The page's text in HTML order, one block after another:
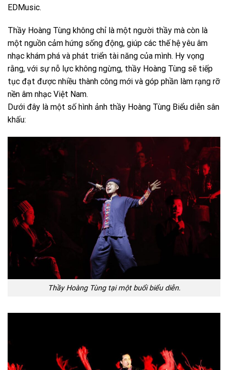
EDMusic.
Thầy Hoàng Tùng không chỉ là một người thầy mà còn là
một nguồn cảm hứng sống động, giúp các thế hệ yêu âm
nhạc khám phá và phát triển tài năng của mình. Hy vọng
rằng, với sự nỗ lực không ngừng, thầy Hoàng Tùng sẽ tiếp
tục đạt được nhiều thành công mới và góp phần làm rạng rỡ
nền âm nhạc Việt Nam.
Dưới đây là một số hình ảnh thầy Hoàng Tùng Biểu diễn sân
khấu:
Thầy Hoàng Tùng tại một buổi biểu diễn.